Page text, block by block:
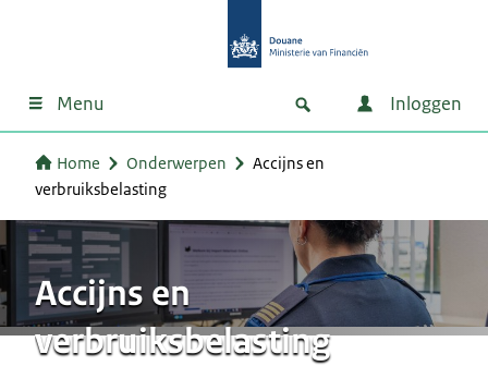
Menu Inloggen
Home Onderwerpen
Accijns en
verbruiksbelasting
Accijns en
verbruiksbelasting